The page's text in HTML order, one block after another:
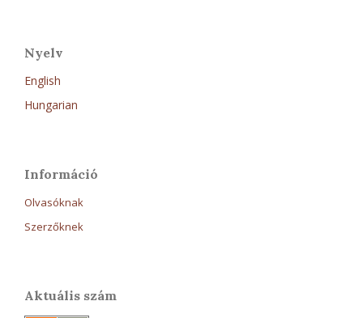
Nyelv
English
Hungarian
Információ
Olvasóknak
Szerzőknek
Aktuális szám